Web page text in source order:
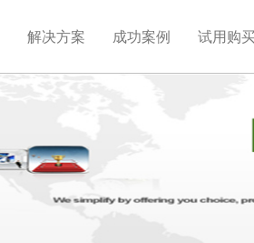
解决方案 成功案例 试用购